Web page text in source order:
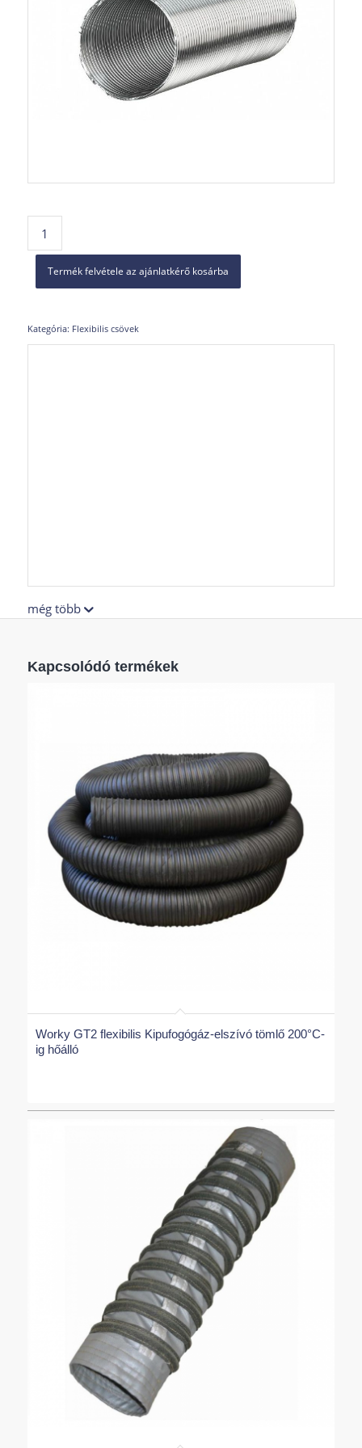
Termék felvétele az ajánlatkérő kosárba
Kategória: Flexibilis csövek
még több
Kapcsolódó termékek
Worky GT2 flexibilis Kipufogógáz-elszívó tömlő 200°C-
ig hőálló